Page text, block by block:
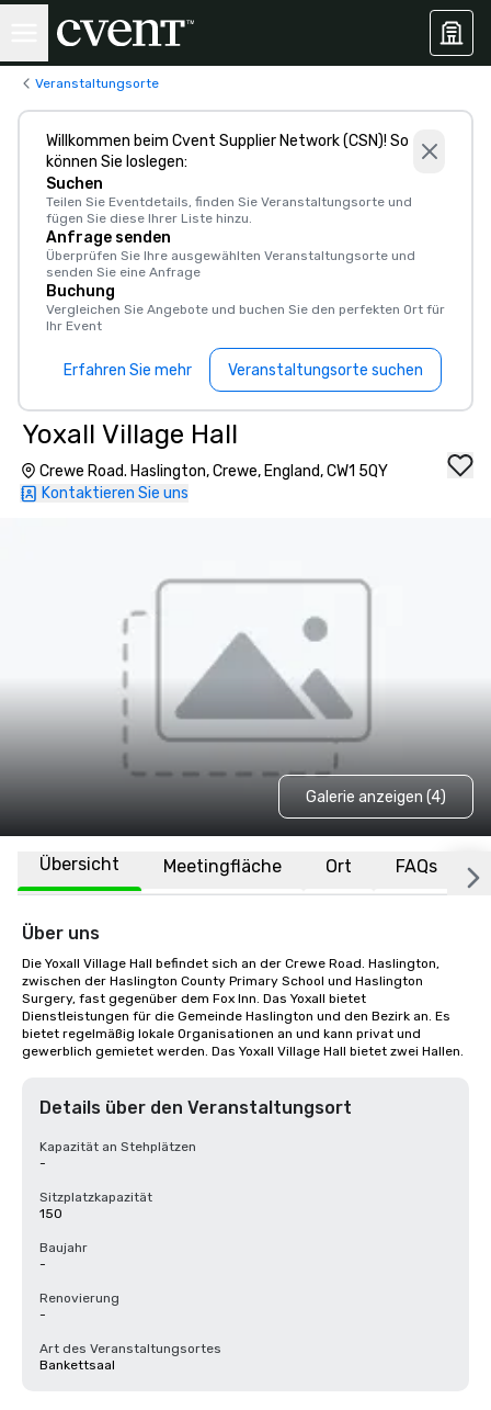
Veranstaltungsorte
Willkommen beim Cvent Supplier Network (CSN)! So
können Sie loslegen:
Suchen
Teilen Sie Eventdetails, finden Sie Veranstaltungsorte und
fügen Sie diese Ihrer Liste hinzu.
Anfrage senden
Überprüfen Sie Ihre ausgewählten Veranstaltungsorte und
senden Sie eine Anfrage
Buchung
Vergleichen Sie Angebote und buchen Sie den perfekten Ort für
Ihr Event
Erfahren Sie mehr Veranstaltungsorte suchen
Yoxall Village Hall
Crewe Road. Haslington, Crewe, England, CW1 5QY
Kontaktieren Sie uns
Galerie anzeigen (4)
Übersicht Meetingfläche Ort FAQs
Über uns
Die Yoxall Village Hall befindet sich an der Crewe Road. Haslington,
zwischen der Haslington County Primary School und Haslington
Surgery, fast gegenüber dem Fox Inn. Das Yoxall bietet
Dienstleistungen für die Gemeinde Haslington und den Bezirk an. Es
bietet regelmäßig lokale Organisationen an und kann privat und
gewerblich gemietet werden. Das Yoxall Village Hall bietet zwei Hallen.
Details über den Veranstaltungsort
Kapazität an Stehplätzen
-
Sitzplatzkapazität
150
Baujahr
-
Renovierung
-
Art des Veranstaltungsortes
Bankettsaal